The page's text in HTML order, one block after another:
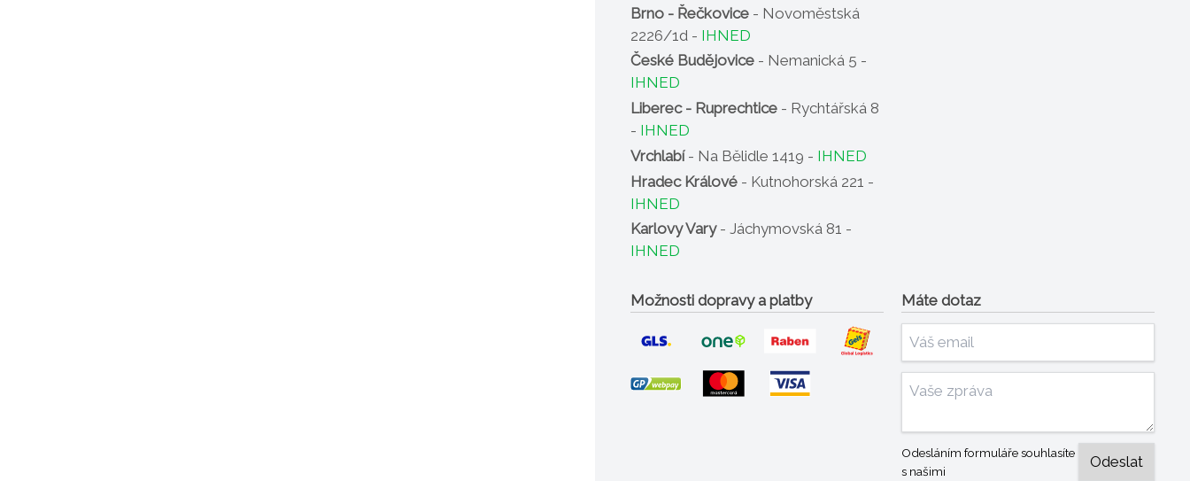
Brno - Řečkovice - Novoměstská
2226/1d - IHNED
České Budějovice - Nemanická 5 -
IHNED
Liberec - Ruprechtice - Rychtářská 8
- IHNED
Vrchlabí- Na Bělidle 1419 - IHNED
Hradec Králové - Kutnohorská 221 -
IHNED
Karlovy Vary- Jáchymovská 81 -
IHNED
Možnosti dopravy a platby Máte dotaz
Odesláním formuláře souhlasíte
s našimi